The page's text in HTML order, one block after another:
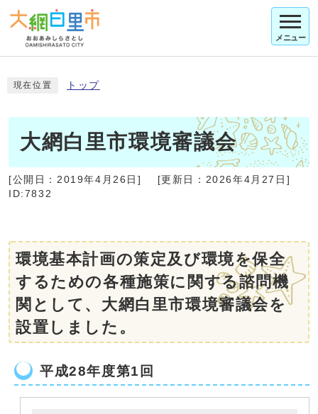
メニュー
現在位置 トップ
大網白里市環境審議会
[公開日： 2019年4月26日 ] [更新日： 2026年4月27日 ]
ID:7832
環境基本計画の策定及び環境を保全
するための各種施策に関する諮問機
関として、大網白里市環境審議会を
設置しました。
平成28年度第1回